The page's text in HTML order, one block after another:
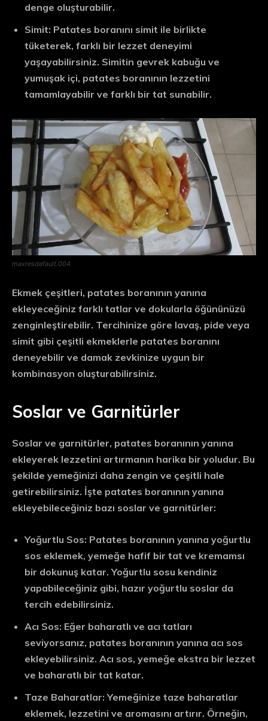
denge oluşturabilir.
Simit: Patates boranını simit ile birlikte
tüketerek, farklı bir lezzet deneyimi
yaşayabilirsiniz. Simitin gevrek kabuğu ve
yumuşak içi, patates boranının lezzetini
tamamlayabilir ve farklı bir tat sunabilir.
maxresdefault 004
Ekmek çeşitleri, patates boranının yanına
ekleyeceğiniz farklı tatlar ve dokularla öğününüzü
zenginleştirebilir. Tercihinize göre lavaş, pide veya
simit gibi çeşitli ekmeklerle patates boranını
deneyebilir ve damak zevkinize uygun bir
kombinasyon oluşturabilirsiniz.
Soslar ve Garnitürler
Soslar ve garnitürler, patates boranının yanına
ekleyerek lezzetini artırmanın harika bir yoludur. Bu
şekilde yemeğinizi daha zengin ve çeşitli hale
getirebilirsiniz. İşte patates boranının yanına
ekleyebileceğiniz bazı soslar ve garnitürler:
Yoğurtlu Sos: Patates boranının yanına yoğurtlu
sos eklemek, yemeğe hafif bir tat ve kremamsı
bir dokunuş katar. Yoğurtlu sosu kendiniz
yapabileceğiniz gibi, hazır yoğurtlu soslar da
tercih edebilirsiniz.
Acı Sos: Eğer baharatlı ve acı tatları
seviyorsanız, patates boranının yanına acı sos
ekleyebilirsiniz. Acı sos, yemeğe ekstra bir lezzet
ve baharatlı bir tat katar.
Taze Baharatlar: Yemeğinize taze baharatlar
eklemek, lezzetini ve aromasını artırır. Örneğin,